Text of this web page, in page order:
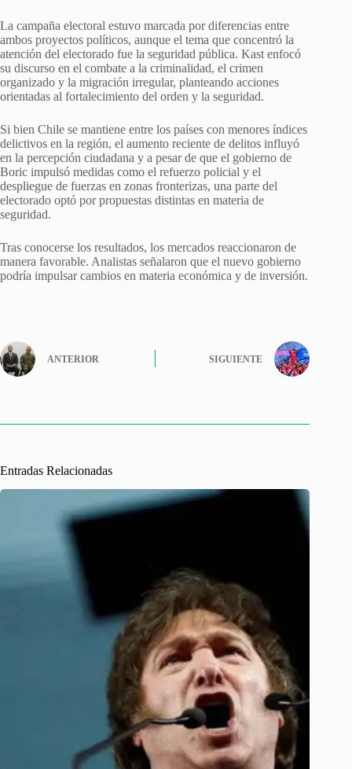
La campaña electoral estuvo marcada por diferencias entre
ambos proyectos políticos, aunque el tema que concentró la
atención del electorado fue la seguridad pública. Kast enfocó
su discurso en el combate a la criminalidad, el crimen
organizado y la migración irregular, planteando acciones
orientadas al fortalecimiento del orden y la seguridad.
Si bien Chile se mantiene entre los países con menores índices
delictivos en la región, el aumento reciente de delitos influyó
en la percepción ciudadana y a pesar de que el gobierno de
Boric impulsó medidas como el refuerzo policial y el
despliegue de fuerzas en zonas fronterizas, una parte del
electorado optó por propuestas distintas en materia de
seguridad.
Tras conocerse los resultados, los mercados reaccionaron de
manera favorable. Analistas señalaron que el nuevo gobierno
podría impulsar cambios en materia económica y de inversión.
ANTERIOR SIGUIENTE
Entradas Relacionadas